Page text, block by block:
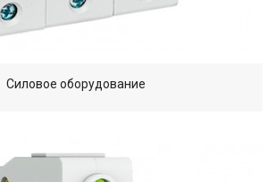
Силовое оборудование